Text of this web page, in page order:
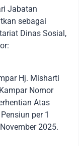
Jabatan
sebagai
Dinas Sosial,
Hj. Misharti
Nomor
Atas
per 1
2025.